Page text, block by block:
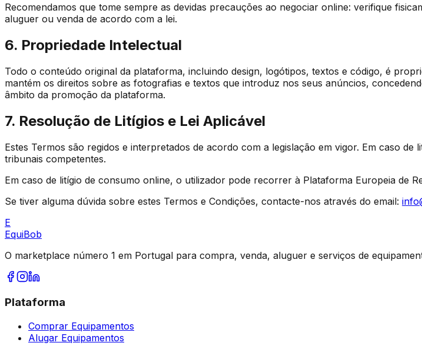
Recomendamos que tome sempre as devidas precauções ao negociar online: verifique
aluguer ou venda de acordo com a lei.
6. Propriedade Intelectual
Todo o conteúdo original da plataforma, incluindo design, logótipos, textos e código, é
mantém os direitos sobre as fotografias e textos que introduz nos seus anúncios,
âmbito da promoção da plataforma.
7. Resolução de Litígios e Lei Aplicável
Estes Termos são regidos e interpretados de acordo com a legislação em vigor. Em caso
tribunais competentes.
Em caso de litígio de consumo online, o utilizador pode recorrer à Plataforma Europeia de
Se tiver alguma dúvida sobre estes Termos e Condições, contacte-nos através do email:
E
EquiBob
O marketplace número 1 em Portugal para compra, venda, aluguer e serviços de
Plataforma
Comprar Equipamentos
Alugar Equipamentos